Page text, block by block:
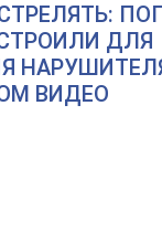
ДЛЯ
ВИДЕО